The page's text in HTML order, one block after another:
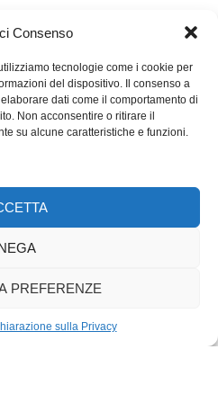
Consenso
tecnologie come i cookie per
del dispositivo. Il consenso a
dati come il comportamento di
Non acconsentire o ritirare il
su alcune caratteristiche e funzioni.
PREFERENZE
sulla Privacy
che divide la società.